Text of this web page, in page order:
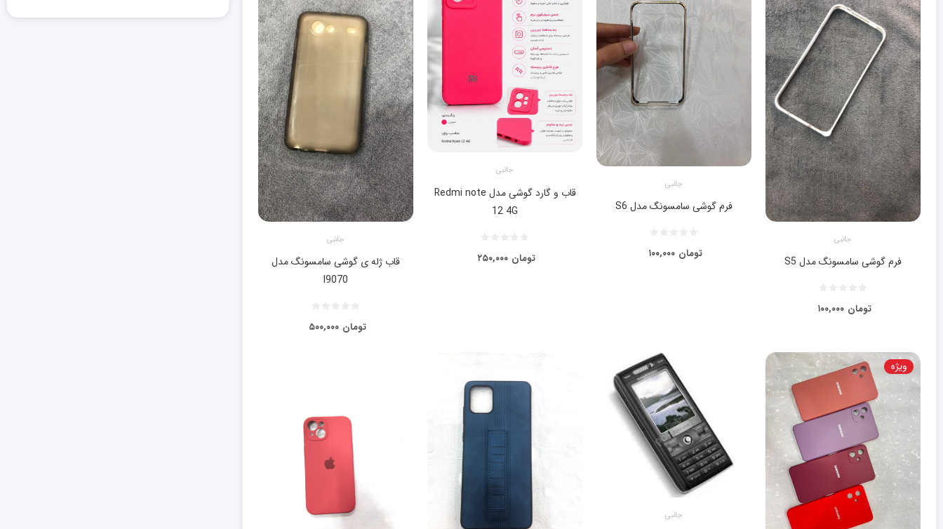
جانبی
فرم گوشی سامسونگ مدل S5
۱۰۰,۰۰۰ تومان
جانبی
فرم گوشی سامسونگ مدل S6
۱۰۰,۰۰۰ تومان
جانبی
قاب و گارد گوشی مدل Redmi note
12 4G
۲۵۰,۰۰۰ تومان
جانبی
قاب ژله ی گوشی سامسونگ مدل
I9070
۵۰۰,۰۰۰ تومان
ویژه
جانبی